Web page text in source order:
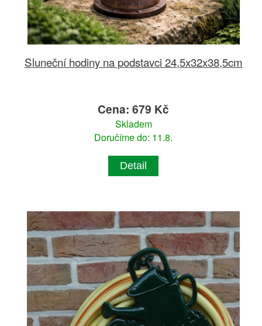
Sluneční hodiny na podstavci 24,5x32x38,5cm
Cena: 679 Kč
Skladem
Doručíme do: 11.8.
Detail